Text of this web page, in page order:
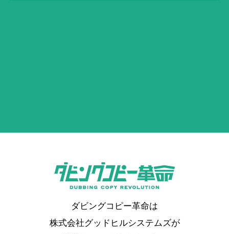
ダビングコピー革命は
株式会社グッドヒルシステムズが